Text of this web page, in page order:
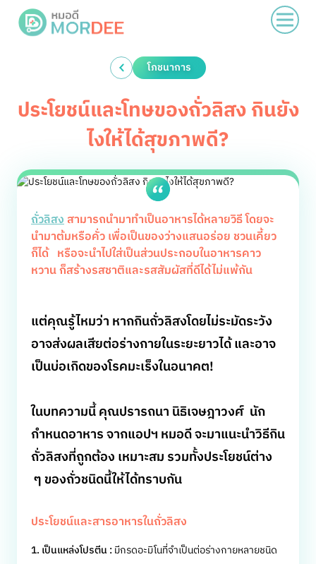
โภชนาการ
ประโยชน์และโทษของถั่วลิสง กินยัง
ไงให้ได้สุขภาพดี?
ถั่วลิสงสามารถนำมาทำเป็นอาหารได้หลายวิธี โดยจะ
นำมาต้มหรือคั่ว เพื่อเป็นของว่างแสนอร่อย ชวนเคี้ยว
ก็ได้ หรือจะนำไปใส่เป็นส่วนประกอบในอาหารคาว
หวาน ก็สร้างรสชาติและรสสัมผัสที่ดีได้ไม่แพ้กัน
แต่คุณรู้ไหมว่า หากกินถั่วลิสงโดยไม่ระมัดระวัง
อาจส่งผลเสียต่อร่างกายในระยะยาวได้ และอาจ
เป็นบ่อเกิดของโรคมะเร็งในอนาคต!
ในบทความนี้ คุณปรารถนา นิธิเจษฎาวงศ์ นัก
กำหนดอาหาร จากแอปฯ หมอดี จะมาแนะนำวิธีกิน
ถั่วลิสงที่ถูกต้อง เหมาะสม รวมทั้งประโยชน์ต่าง
ๆ ของถั่วชนิดนี้ให้ได้ทราบกัน
ประโยชน์และสารอาหารในถั่วลิสง
1. เป็นแหล่งโปรตีน : มีกรดอะมิโนที่จำเป็นต่อร่างกายหลายชนิด